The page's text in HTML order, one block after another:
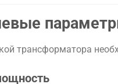
трансформатора